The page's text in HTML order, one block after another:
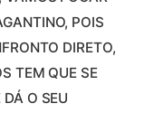
POIS
DIRETO,
TEM QUE SE
O SEU